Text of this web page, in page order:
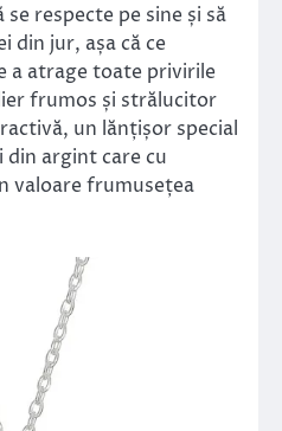
respecte pe sine și să
din jur, așa că ce
a atrage toate privirile
frumos și strălucitor
un lănțișor special
din argint care cu
valoare frumusețea